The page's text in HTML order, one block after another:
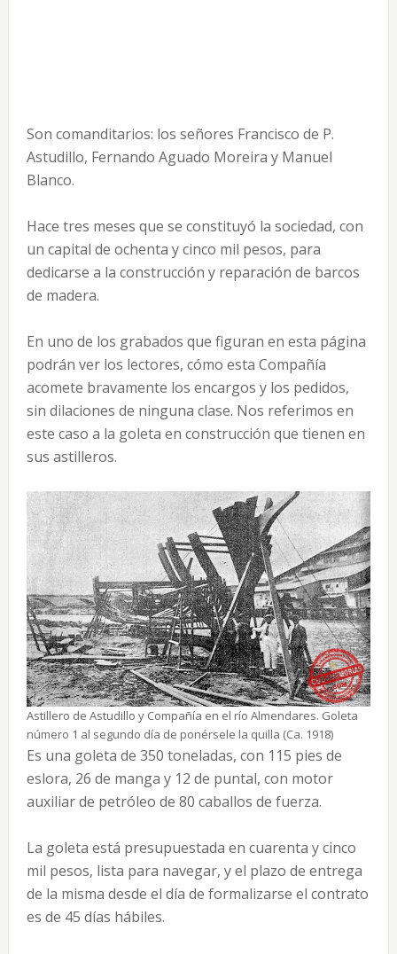
Son comanditarios: los señores Francisco de P.
Astudillo, Fernando Aguado Moreira y Manuel
Blanco.
Hace tres meses que se constituyó la sociedad, con
un capital de ochenta y cinco mil pesos, para
dedicarse a la construcción y reparación de barcos
de madera.
En uno de los grabados que figuran en esta página
podrán ver los lectores, cómo esta Compañía
acomete bravamente los encargos y los pedidos,
sin dilaciones de ninguna clase. Nos referimos en
este caso a la goleta en construcción que tienen en
sus astilleros.
Astillero de Astudillo y Compañía en el río Almendares. Goleta
número 1 al segundo día de ponérsele la quilla (Ca. 1918)
Es una goleta de 350 toneladas, con 115 pies de
eslora, 26 de manga y 12 de puntal, con motor
auxiliar de petróleo de 80 caballos de fuerza.
La goleta está presupuestada en cuarenta y cinco
mil pesos, lista para navegar, y el plazo de entrega
de la misma desde el día de formalizarse el contrato
es de 45 días hábiles.